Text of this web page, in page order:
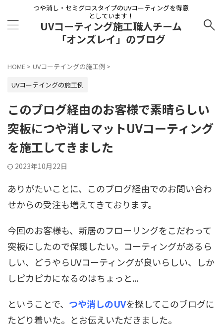
つや消し・セミグロスタイプのUVコーティングを得意
としています！
UVコーティング施工職人チーム
「オンズレイ」のブログ
HOME > UVコーテイングの施工例 >
UVコーテイングの施工例
このブログ経由のお客様で素晴らしい
突板につや消しマットUVコーティング
を施工してきました
2023年10月22日
ありがたいことに、このブログ経由でのお問い合わ
せからの受注も増えてきております。
今回のお客様も、新居のフローリングをこだわって
突板にしたので保護したい。コーティングがあるら
しい、どうやらUVコーティングが良いらしい、しか
しピカピカになるのはちょっと...
ということで、 つや消しのUVを探してこのブログに
たどり着いた。とお伝えいただきました。